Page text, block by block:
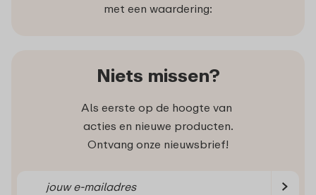
met een waardering:
Niets missen?
Als eerste op de hoogte van
acties en nieuwe producten.
Ontvang onze nieuwsbrief!